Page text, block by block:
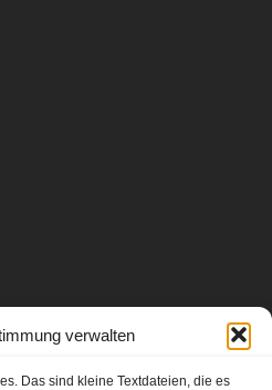
verwalten
Das sind kleine Textdateien, die es